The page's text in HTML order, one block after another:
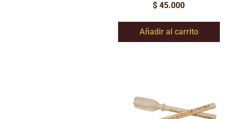
$ 45.000
Añadir al carrito